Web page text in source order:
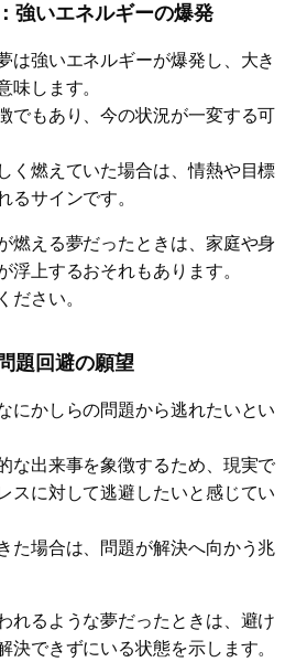
強いエネルギーの爆発
は強いエネルギーが爆発し、大き
味します。
でもあり、今の状況が一変する可
く燃えていた場合は、情熱や目標
るサインです。
燃える夢だったときは、家庭や身
浮上するおそれもあります。
ださい。
題回避の願望
にかしらの問題から逃れたいとい
な出来事を象徴するため、現実で
スに対して逃避したいと感じてい
た場合は、問題が解決へ向かう兆
れるような夢だったときは、避け
決できずにいる状態を示します。